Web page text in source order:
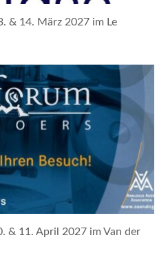
& 14. März 2027 im Le
& 11. April 2027 im Van der